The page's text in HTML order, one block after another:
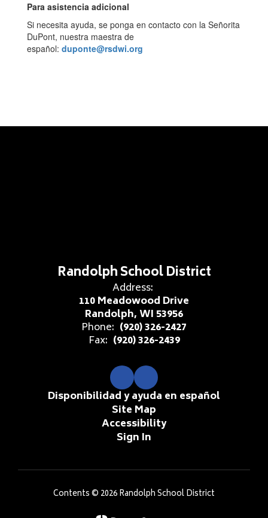
Para asistencia adicional
Si necesita ayuda, se ponga en contacto con la Señorita
DuPont, nuestra maestra de
español: duponte@rsdwi.org
Randolph School District
Address:
110 Meadowood Drive
Randolph, WI 53956
Phone: (920) 326-2427
Fax: (920) 326-2439
Disponibilidad y ayuda en español
Site Map
Accessibility
Sign In
Contents © 2026 Randolph School District